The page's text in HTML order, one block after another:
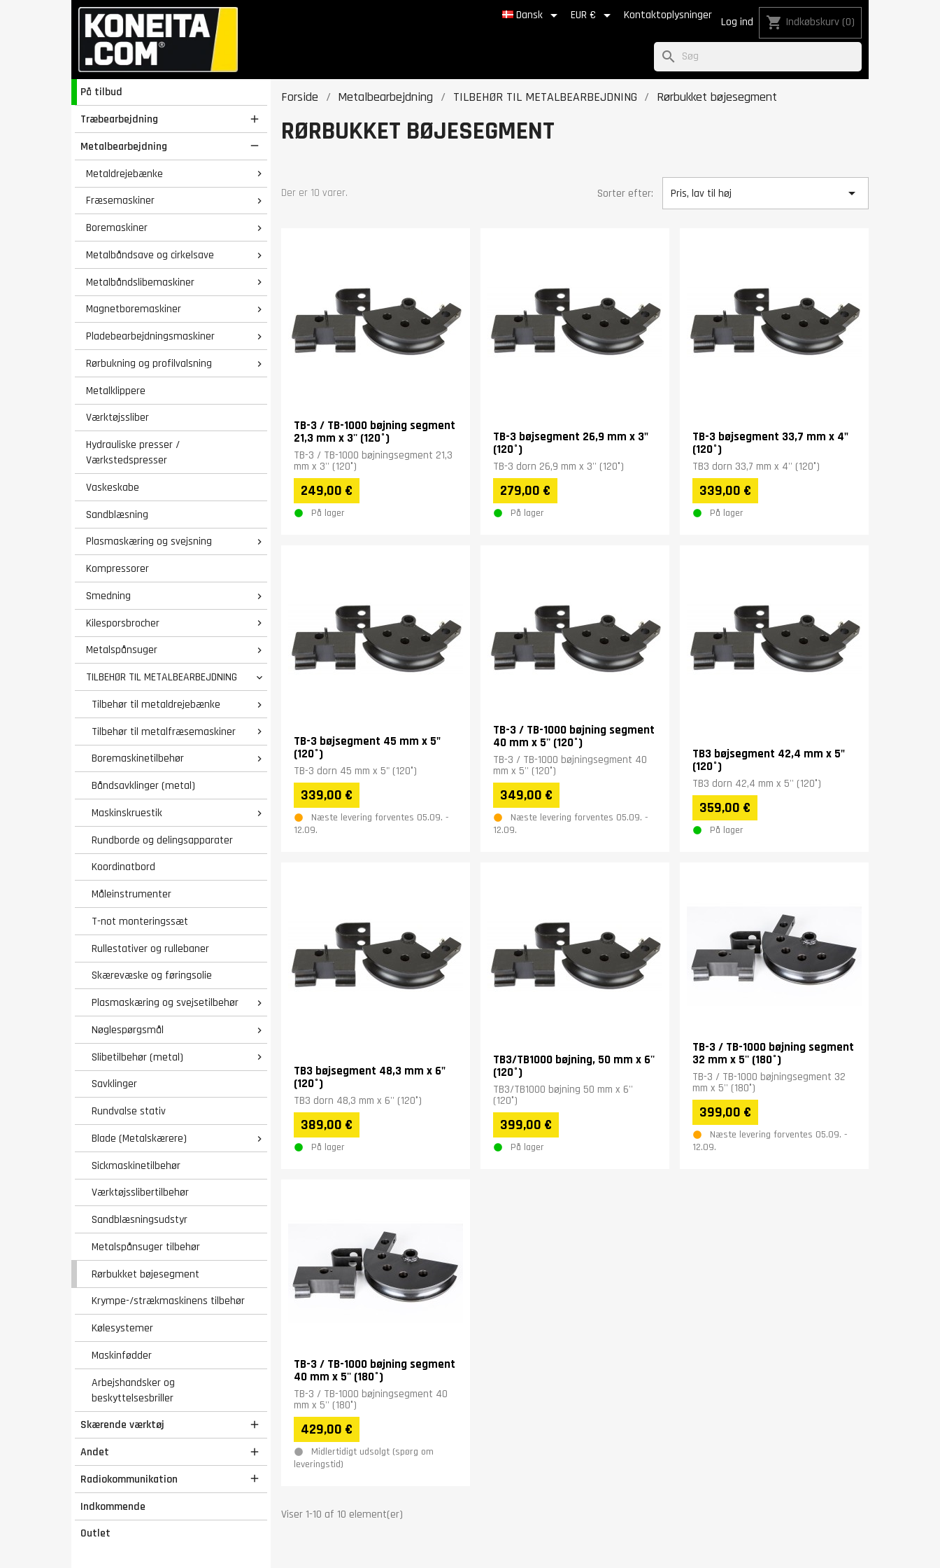
Dansk  EUR €  Kontaktoplysninger Log ind shopping_cart Indkøbskurv (0)
search
På tilbud
Træbearbejdning

Metalbearbejdning 
Metaldrejebænke 
Fræsemaskiner 
Boremaskiner 
Metalbåndsave og cirkelsave 
Metalbåndslibemaskiner 
Magnetboremaskiner 
Pladebearbejdningsmaskiner 
Rørbukning og profilvalsning 
Metalklippere
Værktøjssliber
Hydrauliske presser /
Værkstedspresser
Vaskeskabe
Sandblæsning
Plasmaskæring og svejsning

Kompressorer
Smedning

Kilesporsbrocher 
Metalspånsuger 
TILBEHØR TIL METALBEARBEJDNING 
Tilbehør til metaldrejebænke 
Tilbehør til metalfræsemaskiner 
Boremaskinetilbehør 
Båndsavklinger (metal)
Maskinskruestik

Rundborde og delingsapparater
Koordinatbord
Måleinstrumenter
T-not monteringssæt
Rullestativer og rullebaner
Skærevæske og føringsolie
Plasmaskæring og svejsetilbehør

Nøglespørgsmål 
Slibetilbehør (metal) 
Savklinger
Rundvalse stativ
Blade (Metalskærere)

Sickmaskinetilbehør
Værktøjsslibertilbehør
Sandblæsningsudstyr
Metalspånsuger tilbehør
Rørbukket bøjesegment
Krympe-/strækmaskinens tilbehør
Kølesystemer
Maskinfødder
Arbejshandsker og
beskyttelsesbriller
Skærende værktøj

Andet 
Radiokommunikation 
Indkommende
Outlet
Forside Metalbearbejdning TILBEHØR TIL METALBEARBEJDNING Rørbukket bøjesegment
RØRBUKKET BØJESEGMENT
Der er 10 varer. Sorter efter: Pris, lav til høj 
TB-3 / TB-1000 bøjning segment
21,3 mm x 3'' (120°)
TB-3 / TB-1000 bøjningsegment 21,3
mm x 3'' (120°)
249,00 €
På lager
TB-3 bøjsegment 26,9 mm x 3"
(120°)
TB-3 dorn 26,9 mm x 3'' (120°)
279,00 €
På lager
TB-3 bøjsegment 33,7 mm x 4"
(120°)
TB3 dorn 33,7 mm x 4'' (120°)
339,00 €
På lager
TB-3 bøjsegment 45 mm x 5"
(120°)
TB-3 dorn 45 mm x 5" (120°)
339,00 €
Næste levering forventes 05.09. -
12.09.
TB-3 / TB-1000 bøjning segment
40 mm x 5'' (120°)
TB-3 / TB-1000 bøjningsegment 40
mm x 5'' (120°)
349,00 €
Næste levering forventes 05.09. -
12.09.
TB3 bøjsegment 42,4 mm x 5"
(120°)
TB3 dorn 42,4 mm x 5'' (120°)
359,00 €
På lager
TB3 bøjsegment 48,3 mm x 6"
(120°)
TB3 dorn 48,3 mm x 6'' (120°)
389,00 €
På lager
TB3/TB1000 bøjning, 50 mm x 6''
(120°)
TB3/TB1000 bøjning 50 mm x 6''
(120°)
399,00 €
På lager
TB-3 / TB-1000 bøjning segment
32 mm x 5'' (180°)
TB-3 / TB-1000 bøjningsegment 32
mm x 5'' (180°)
399,00 €
Næste levering forventes 05.09. -
12.09.
TB-3 / TB-1000 bøjning segment
40 mm x 5'' (180°)
TB-3 / TB-1000 bøjningsegment 40
mm x 5'' (180°)
429,00 €
Midlertidigt udsolgt (spørg om
leveringstid)
Viser 1-10 af 10 element(er)